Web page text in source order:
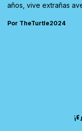
años, vive extrañas
Por TheTurtle2024